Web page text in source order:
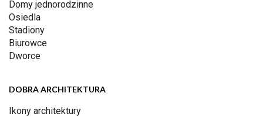
Domy jednorodzinne
Osiedla
Stadiony
Biurowce
Dworce
DOBRA ARCHITEKTURA
Ikony architektury